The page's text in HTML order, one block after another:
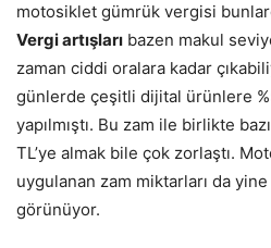
motosiklet gümrük vergisi
Vergi artışları bazen makul
zaman ciddi oralara kadar
günlerde çeşitli dijital ürünlere
yapılmıştı. Bu zam ile birlikte
TL’ye almak bile çok zorlaştı.
uygulanan zam miktarları da
görünüyor.